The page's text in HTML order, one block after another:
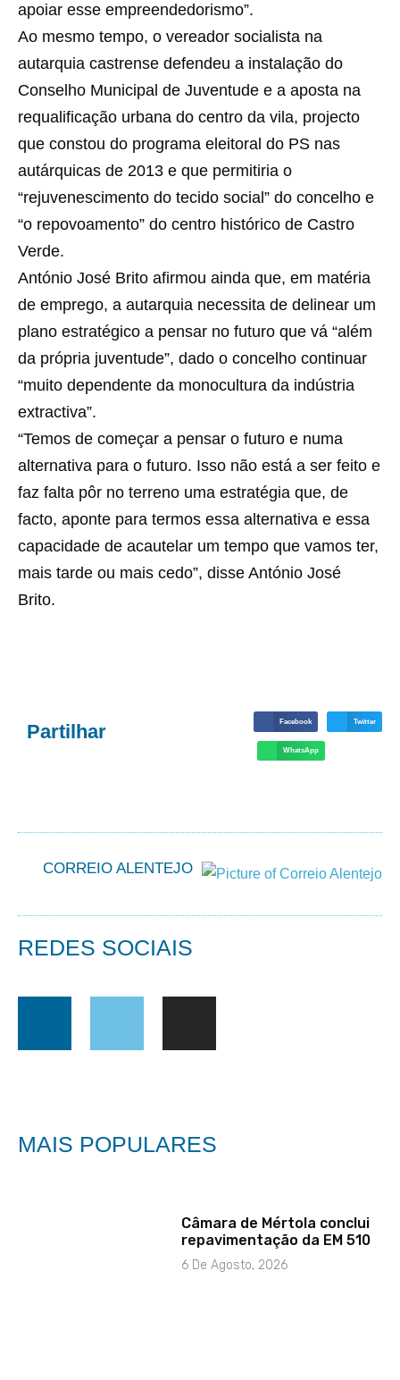
apoiar esse empreendedorismo”.
Ao mesmo tempo, o vereador socialista na
autarquia castrense defendeu a instalação do
Conselho Municipal de Juventude e a aposta na
requalificação urbana do centro da vila, projecto
que constou do programa eleitoral do PS nas
autárquicas de 2013 e que permitiria o
“rejuvenescimento do tecido social” do concelho e
“o repovoamento” do centro histórico de Castro
Verde.
António José Brito afirmou ainda que, em matéria
de emprego, a autarquia necessita de delinear um
plano estratégico a pensar no futuro que vá “além
da própria juventude”, dado o concelho continuar
“muito dependente da monocultura da indústria
extractiva”.
“Temos de começar a pensar o futuro e numa
alternativa para o futuro. Isso não está a ser feito e
faz falta pôr no terreno uma estratégia que, de
facto, aponte para termos essa alternativa e essa
capacidade de acautelar um tempo que vamos ter,
mais tarde ou mais cedo”, disse António José
Brito.
Partilhar Facebook Twitter
WhatsApp
CORREIO ALENTEJO
REDES SOCIAIS
MAIS POPULARES
Câmara de Mértola conclui
repavimentação da EM 510
6 De Agosto, 2026